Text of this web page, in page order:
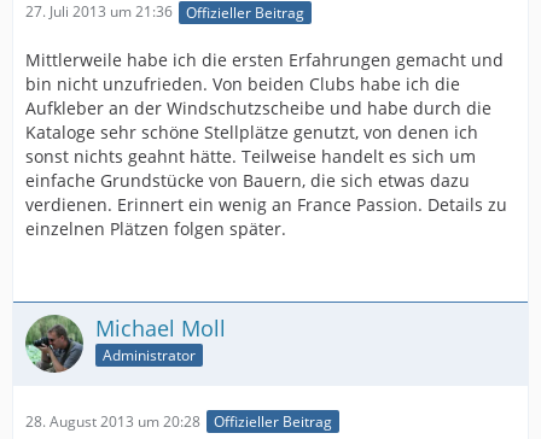
27. Juli 2013 um 21:36 Offizieller Beitrag
Mittlerweile habe ich die ersten Erfahrungen gemacht und
bin nicht unzufrieden. Von beiden Clubs habe ich die
Aufkleber an der Windschutzscheibe und habe durch die
Kataloge sehr schöne Stellplätze genutzt, von denen ich
sonst nichts geahnt hätte. Teilweise handelt es sich um
einfache Grundstücke von Bauern, die sich etwas dazu
verdienen. Erinnert ein wenig an France Passion. Details zu
einzelnen Plätzen folgen später.
Michael Moll
Administrator
28. August 2013 um 20:28 Offizieller Beitrag